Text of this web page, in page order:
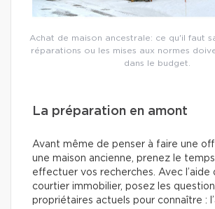
Achat de maison ancestrale: ce qu'il faut
réparations ou les mises aux normes
dans le budget.
La préparation en amont
Avant même de penser à faire une
une maison ancienne, prenez le
effectuer vos recherches. Avec l’aide
courtier immobilier, posez les
propriétaires actuels pour connaître :